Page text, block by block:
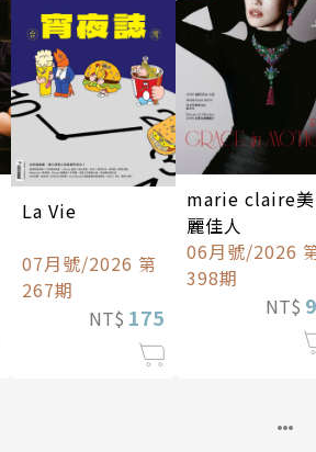
La Vie
07月號/2026 第
267期
NT$ 175
marie claire美
麗佳人
06月號/2026
398期
NT$